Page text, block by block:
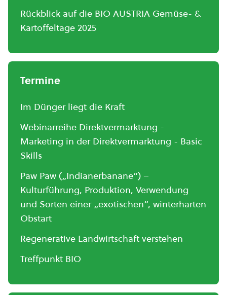
Rückblick auf die BIO AUSTRIA Gemüse- &
Kartoffeltage 2025
Termine
Im Dünger liegt die Kraft
Webinarreihe Direktvermarktung -
Marketing in der Direktvermarktung - Basic
Skills
Paw Paw („Indianerbanane“) –
Kulturführung, Produktion, Verwendung
und Sorten einer „exotischen“, winterharten
Obstart
Regenerative Landwirtschaft verstehen
Treffpunkt BIO